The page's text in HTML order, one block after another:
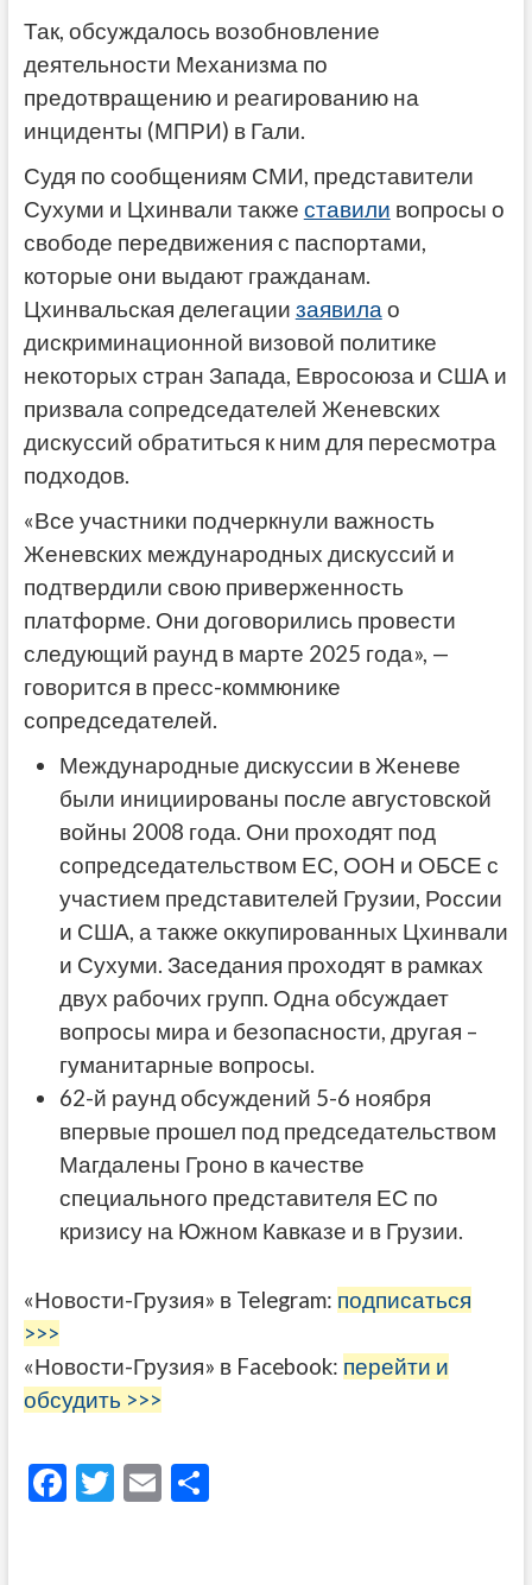
Так, обсуждалось возобновление
деятельности Механизма по
предотвращению и реагированию на
инциденты (МПРИ) в Гали.
Судя по сообщениям СМИ, представители
Сухуми и Цхинвали также ставили вопросы о
свободе передвижения с паспортами,
которые они выдают гражданам.
Цхинвальская делегации заявила о
дискриминационной визовой политике
некоторых стран Запада, Евросоюза и США и
призвала сопредседателей Женевских
дискуссий обратиться к ним для пересмотра
подходов.
«Все участники подчеркнули важность
Женевских международных дискуссий и
подтвердили свою приверженность
платформе. Они договорились провести
следующий раунд в марте 2025 года», —
говорится в пресс-коммюнике
сопредседателей.
Международные дискуссии в Женеве
были инициированы после августовской
войны 2008 года. Они проходят под
сопредседательством ЕС, ООН и ОБСЕ с
участием представителей Грузии, России
и США, а также оккупированных Цхинвали
и Сухуми. Заседания проходят в рамках
двух рабочих групп. Одна обсуждает
вопросы мира и безопасности, другая –
гуманитарные вопросы.
62-й раунд обсуждений 5-6 ноября
впервые прошел под председательством
Магдалены Гроно в качестве
специального представителя ЕС по
кризису на Южном Кавказе и в Грузии.
«Новости-Грузия» в Telegram: подписаться
>>>
«Новости-Грузия» в Facebook: перейти и
обсудить >>>
F T E О